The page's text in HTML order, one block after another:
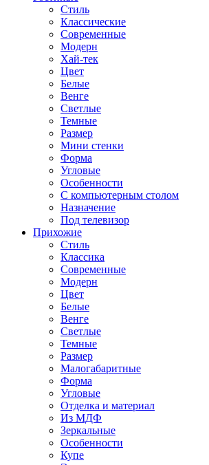
Стиль
Классические
Современные
Модерн
Хай-тек
Цвет
Белые
Венге
Светлые
Темные
Размер
Мини стенки
Форма
Угловые
Особенности
С компьютерным столом
Назначение
Под телевизор
Прихожие
Стиль
Классика
Современные
Модерн
Цвет
Белые
Венге
Светлые
Темные
Размер
Малогабаритные
Форма
Угловые
Отделка и материал
Из МДФ
Зеркальные
Особенности
Купе